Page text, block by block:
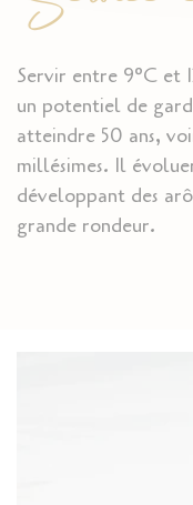
Servir entre 9°C et
un potentiel de
atteindre 50 ans,
millésimes. Il
développant des
grande rondeur.